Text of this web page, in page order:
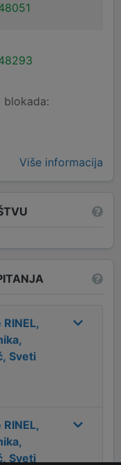
blokada:
Više informacija
RINEL,
Sveti
RINEL,
Sveti